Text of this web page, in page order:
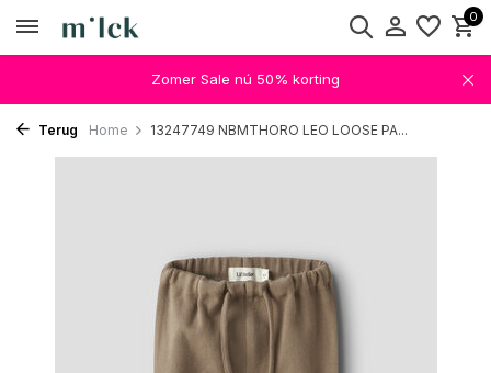
0
Zomer Sale nú 50% korting
Terug Home 13247749 NBMTHORO LEO LOOSE PA...